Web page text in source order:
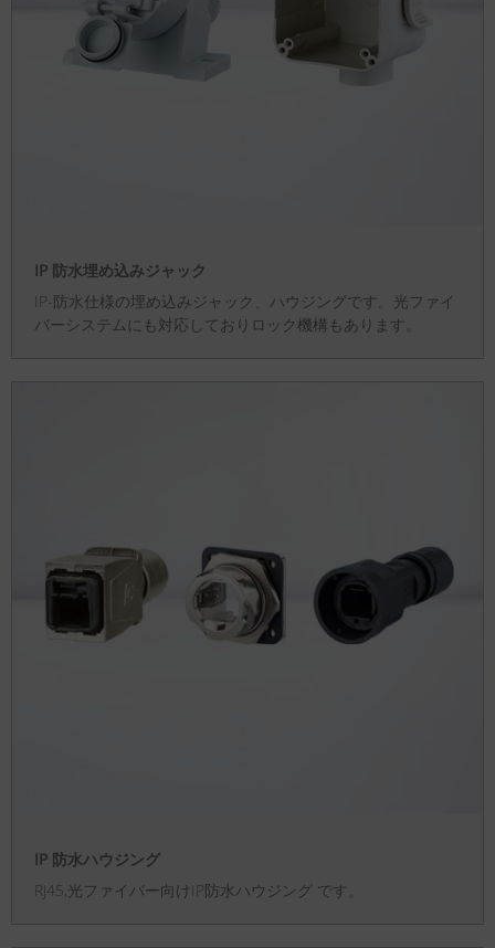
IP 防水埋め込みジャック
IP-防水仕様の埋め込みジャック、ハウジングです。光ファイ
バーシステムにも対応しておりロック機構もあります。
IP 防水ハウジング
RJ45,光ファイバー向けIP防水ハウジング です。